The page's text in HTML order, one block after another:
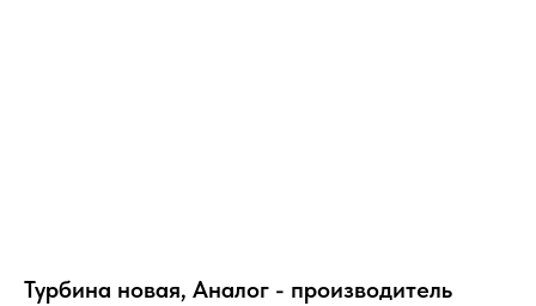
Турбина новая, Аналог - производитель